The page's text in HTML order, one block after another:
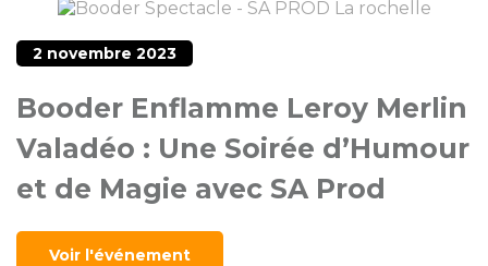
2 novembre 2023
Booder Enflamme Leroy Merlin
Valadéo : Une Soirée d’Humour
et de Magie avec SA Prod
Voir l'événement